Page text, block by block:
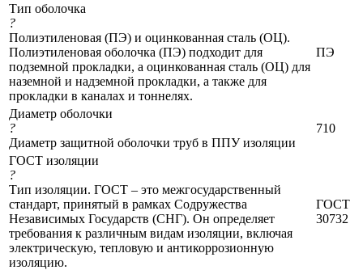
Тип оболочка
?
Полиэтиленовая (ПЭ) и оцинкованная сталь (ОЦ).
Полиэтиленовая оболочка (ПЭ) подходит для
подземной прокладки, а оцинкованная сталь (ОЦ) для
наземной и надземной прокладки, а также для
прокладки в каналах и тоннелях.
ПЭ
Диаметр оболочки
?
Диаметр защитной оболочки труб в ППУ изоляции
710
ГОСТ изоляции
?
Тип изоляции. ГОСТ – это межгосударственный
стандарт, принятый в рамках Содружества
Независимых Государств (СНГ). Он определяет
требования к различным видам изоляции, включая
электрическую, тепловую и антикоррозионную
изоляцию.
ГОСТ
30732